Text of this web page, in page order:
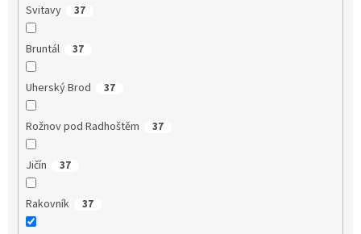
Svitavy 37
Bruntál 37
Uherský Brod 37
Rožnov pod Radhoštěm 37
Jičín 37
Rakovník 37